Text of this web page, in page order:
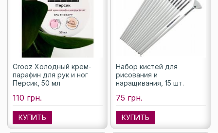
Crooz Холодный крем-
парафин для рук и ног
Персик, 50 мл
110 грн.
КУПИТЬ
Набор кистей для
рисования и
наращивания, 15 шт.
75 грн.
КУПИТЬ